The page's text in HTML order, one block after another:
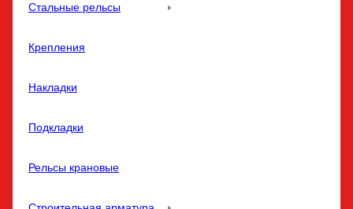
Стальные рельсы
Крепления
Накладки
Подкладки
Рельсы крановые